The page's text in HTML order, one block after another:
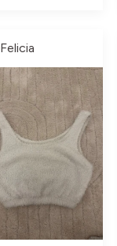
Felicia